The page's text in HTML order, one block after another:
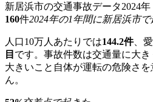
新居浜市の交通事故データ2024年
160件2024年の1年間に新居浜市
人口10万人あたりでは144.2件、
目 です。事故件数は交通量に大
大きいこと自体が運転の危険さ
ん。